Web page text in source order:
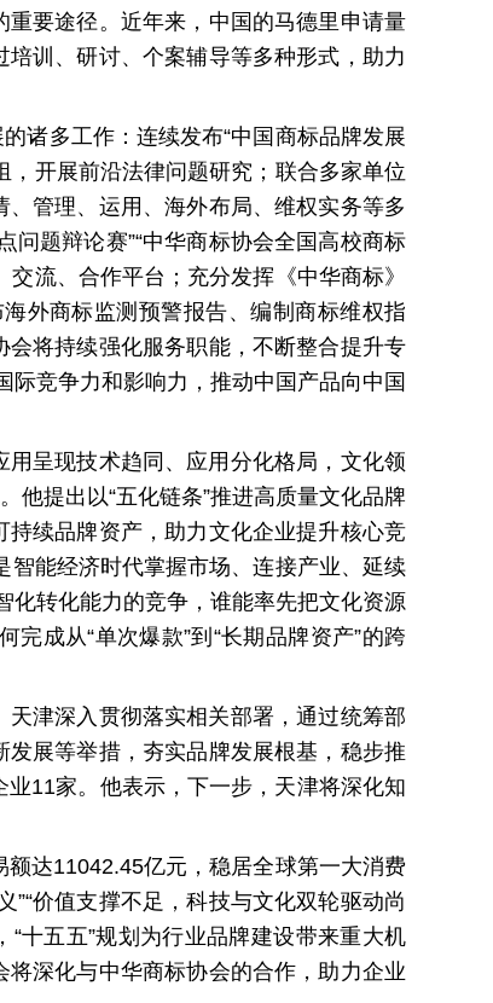
要途径。近年来，中国的马德里申请量
训、研讨、个案辅导等多种形式，助力
诸多工作：连续发布“中国商标品牌发展
，开展前沿法律问题研究；联合多家单位
管理、运用、海外布局、维权实务等多
题辩论赛”“中华商标协会全国高校商标
流、合作平台；充分发挥《中华商标》
外商标监测预警报告、编制商标维权指
将持续强化服务职能，不断整合提升专
际竞争力和影响力，推动中国产品向中国
呈现技术趋同、应用分化格局，文化领
他提出以“五化链条”推进高质量文化品牌
续品牌资产，助力文化企业提升核心竞
智能经济时代掌握市场、连接产业、延续
化转化能力的竞争，谁能率先把文化资源
成从“单次爆款”到“长期品牌资产”的跨
津深入贯彻落实相关部署，通过统筹部
展等举措，夯实品牌发展根基，稳步推
11家。他表示，下一步，天津将深化知
达11042.45亿元，稳居全球第一大消费
价值支撑不足，科技与文化双轮驱动尚
“十五五”规划为行业品牌建设带来重大机
深化与中华商标协会的合作，助力企业